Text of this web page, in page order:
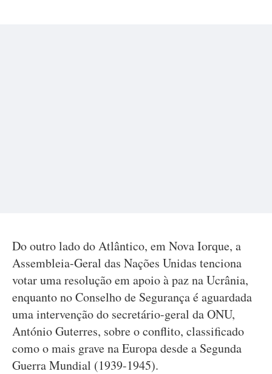
Do outro lado do Atlântico, em Nova Iorque, a
Assembleia-Geral das Nações Unidas tenciona
votar uma resolução em apoio à paz na Ucrânia,
enquanto no Conselho de Segurança é aguardada
uma intervenção do secretário-geral da ONU,
António Guterres, sobre o conflito, classificado
como o mais grave na Europa desde a Segunda
Guerra Mundial (1939-1945).